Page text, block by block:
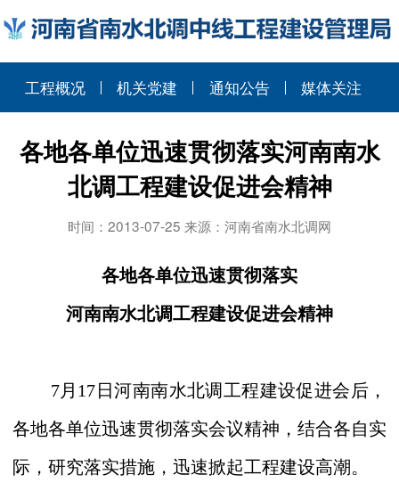
工程概况 机关党建 通知公告 媒体关注
各地各单位迅速贯彻落实河南南水
北调工程建设促进会精神
时间：2013-07-25 来源：河南省南水北调网
各地各单位迅速贯彻落实
河南南水北调工程建设促进会精神
7月 17 日河南南水北调工程建设促进会后，
各地各单位迅速贯彻落实会议精神，结合各自实
际，研究落实措施，迅速掀起工程建设高潮。